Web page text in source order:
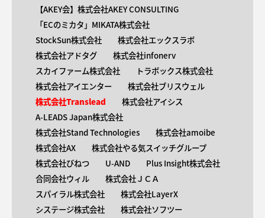
【AKEY会】株式会社AKEY CONSULTING
「ECのミカタ」MIKATA株式会社
StockSun株式会社
株式会社エックスラボ
株式会社アドタグ
株式会社infonerv
スカイファーム株式会社
トラボックス株式会社
株式会社アイエンター
株式会社ブリスウェル
株式会社Translead
株式会社アイシス
A-LEADS Japan株式会社
株式会社Stand Technologies
株式会社amoibe
株式会社AX
株式会社やる気スイッチグループ
株式会社びねつ
U-AND
Plus Insight株式会社
合同会社ウィル
株式会社ＪＣＡ
スパイラル株式会社
株式会社LayerX
システージ株式会社
株式会社ソフツー